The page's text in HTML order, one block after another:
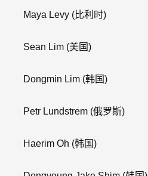
Maya Levy (比利时)
Sean Lim (美国)
Dongmin Lim (韩国)
Petr Lundstrem (俄罗斯)
Haerim Oh (韩国)